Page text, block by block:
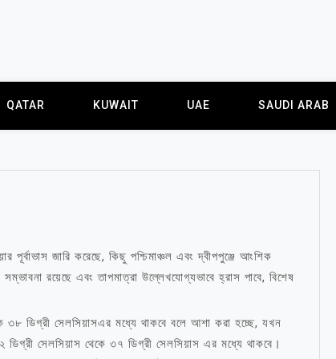
QATAR KUWAIT UAE SAUDI ARAB
জারি করেছে, কিছু পশ্চিমাঞ্চল এবং দ্বীপপুঞ্জে আংশিক
সম্ভাবনা রয়েছে এবং তাপমাত্রা উল্লেখযোগ্যভাবে হ্রাস পাবে, বিশেষ
৩৮ ডিগ্রী সেলসিয়াসএর মধ্যে থাকবে বলে আশা করা হচ্ছে, যখন
ডিগ্রী সেলসিয়াস থেকে ৩৭ ডিগ্রী সেলসিয়াস এর মধ্যে থাকবে।